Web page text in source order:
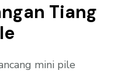
Tiang
mini pile